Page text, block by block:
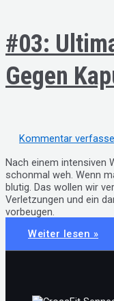
#03:
Gegen
Kommentar
Nach einem intensiven
schonmal weh. Wenn
blutig. Das wollen wir
Verletzungen und ein
vorbeugen.
#03:
Ultimativer
Leitfaden
Weiter lesen »